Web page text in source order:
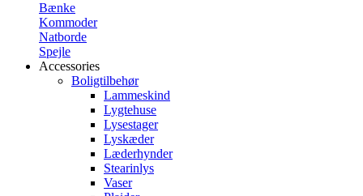
Bænke
Kommoder
Natborde
Spejle
Accessories
Boligtilbehør
Lammeskind
Lygtehuse
Lysestager
Lyskæder
Læderhynder
Stearinlys
Vaser